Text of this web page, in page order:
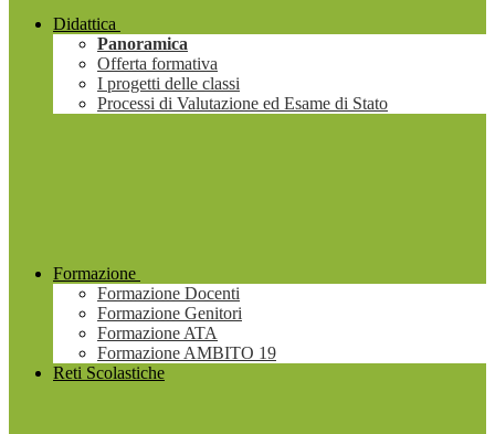
Didattica
Panoramica
Offerta formativa
I progetti delle classi
Processi di Valutazione ed Esame di Stato
Formazione
Formazione Docenti
Formazione Genitori
Formazione ATA
Formazione AMBITO 19
Reti Scolastiche